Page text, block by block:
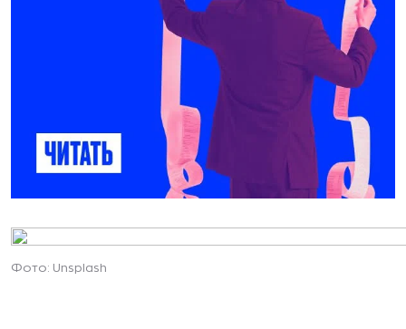
Фото: Unsplash